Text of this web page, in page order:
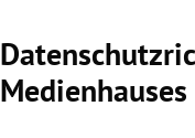
Medienhauses